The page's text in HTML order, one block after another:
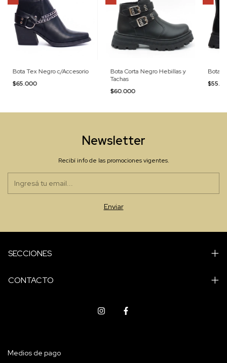
Bota Tex Negro c/Accesorio
$65.000
Bota Corta Negro Hebillas y
Tachas
$60.000
Bota
Newsletter
Recibí info de las promociones vigentes.
SECCIONES
CONTACTO
Medios de pago